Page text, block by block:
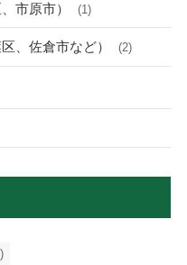
市原市） (1)
、佐倉市など） (2)